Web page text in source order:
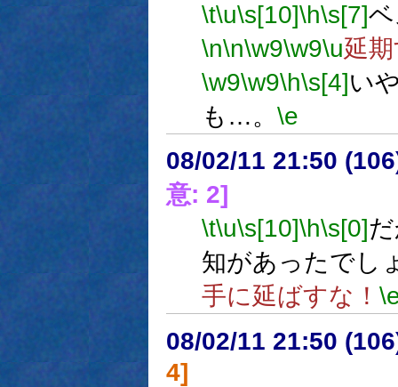
\t\u\s[10]\h\s[7]
\n\n\w9\w9\u延
\w9\w9\h\s[4]い
も…。 \e
08/02/11 21:50
意: 2]
\t\u\s[10]\h\s[0]
知があったでし
手に延ばすな！
08/02/11 21:50
4]